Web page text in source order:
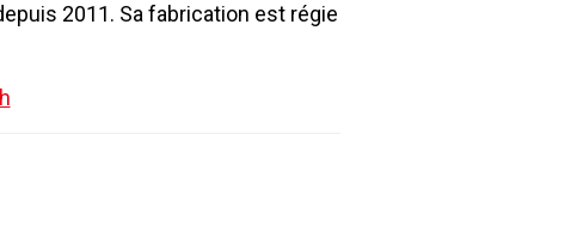
2011. Sa fabrication est régie